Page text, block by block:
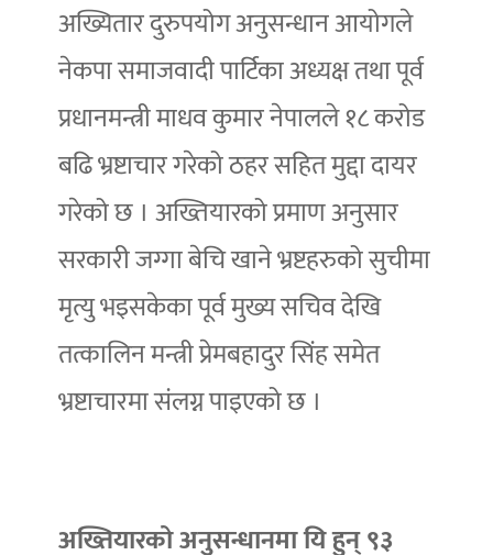
अख्यितार दुरुपयोग अनुसन्धान आयोगले
नेकपा समाजवादी पार्टिका अध्यक्ष तथा पूर्व
प्रधानमन्त्री माधव कुमार नेपालले १८ करोड
बढि भ्रष्टाचार गरेको ठहर सहित मुद्दा दायर
गरेको छ । अख्तियारको प्रमाण अनुसार
सरकारी जग्गा बेचि खाने भ्रष्टहरुको सुचीमा
मृत्यु भइसकेका पूर्व मुख्य सचिव देखि
तत्कालिन मन्त्री प्रेमबहादुर सिंह समेत
भ्रष्टाचारमा संलग्न पाइएको छ ।
अख्तियारको अनुसन्धानमा यि हुन् ९३